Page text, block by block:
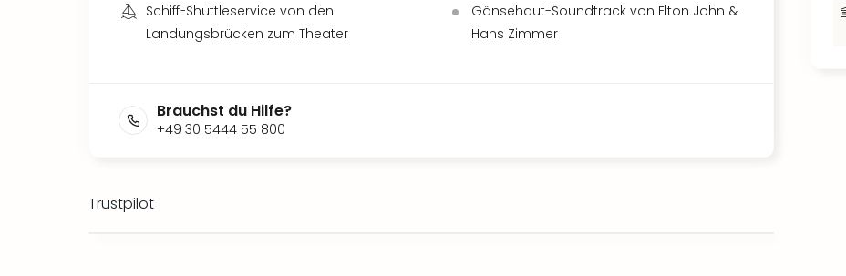
Schiff-Shuttleservice von den
Landungsbrücken zum Theater
Gänsehaut-Soundtrack von Elton John &
Hans Zimmer
Brauchst du Hilfe?
+49 30 5444 55 800
Trustpilot